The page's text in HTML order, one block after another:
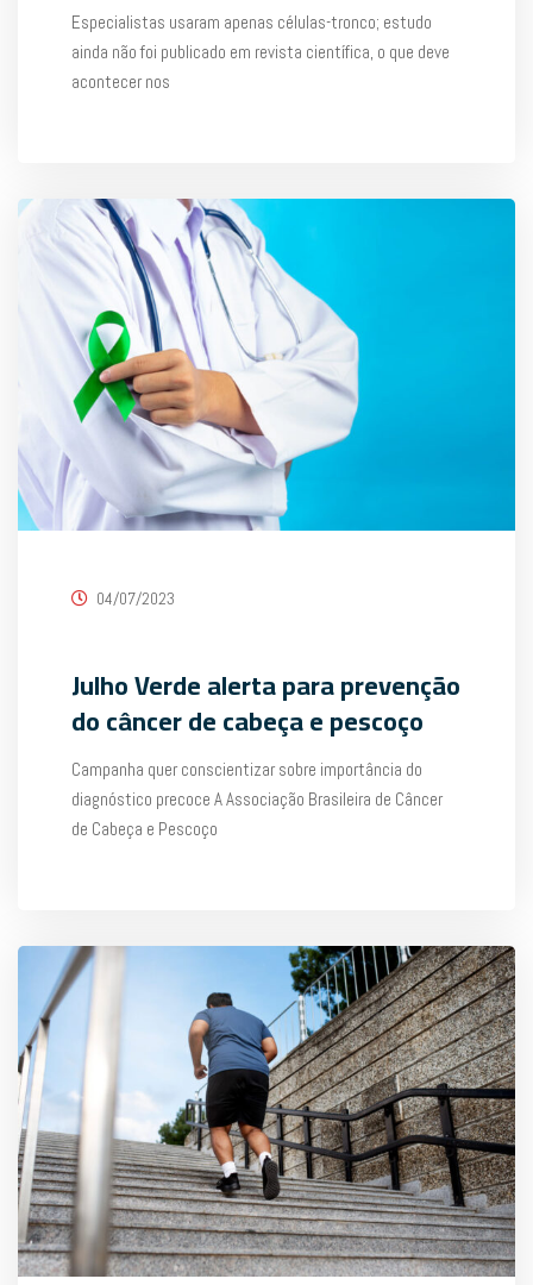
Especialistas usaram apenas células-tronco; estudo
ainda não foi publicado em revista científica, o que deve
acontecer nos
04/07/2023
Julho Verde alerta para prevenção
do câncer de cabeça e pescoço
Campanha quer conscientizar sobre importância do
diagnóstico precoce A Associação Brasileira de Câncer
de Cabeça e Pescoço